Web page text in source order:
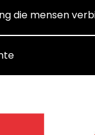
die mensen